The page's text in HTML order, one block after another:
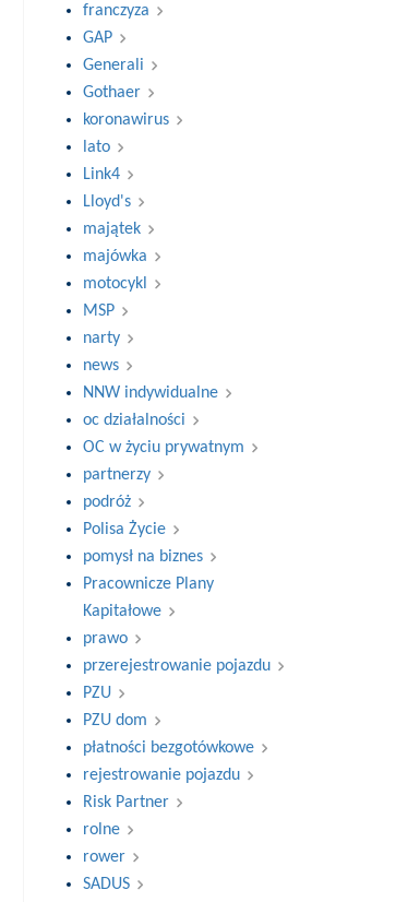
franczyza
GAP
Generali
Gothaer
koronawirus
lato
Link4
Lloyd's
majątek
majówka
motocykl
MSP
narty
news
NNW indywidualne
oc działalności
OC w życiu prywatnym
partnerzy
podróż
Polisa Życie
pomysł na biznes
Pracownicze Plany
Kapitałowe
prawo
przerejestrowanie pojazdu
PZU
PZU dom
płatności bezgotówkowe
rejestrowanie pojazdu
Risk Partner
rolne
rower
SADUS